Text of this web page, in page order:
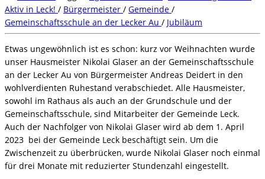
Aktiv in Leck! / Bürgermeister / Gemeinde /
Gemeinschaftsschule an der Lecker Au / Jubiläum
Etwas ungewöhnlich ist es schon: kurz vor Weihnachten wurde
unser Hausmeister Nikolai Glaser an der Gemeinschaftsschule
an der Lecker Au von Bürgermeister Andreas Deidert in den
wohlverdienten Ruhestand verabschiedet. Alle Hausmeister,
sowohl im Rathaus als auch an der Grundschule und der
Gemeinschaftsschule, sind Mitarbeiter der Gemeinde Leck.
Auch der Nachfolger von Nikolai Glaser wird ab dem 1. April
2023 bei der Gemeinde Leck beschäftigt sein. Um die
Zwischenzeit zu überbrücken, wurde Nikolai Glaser noch einmal
für drei Monate mit reduzierter Stundenzahl eingestellt.